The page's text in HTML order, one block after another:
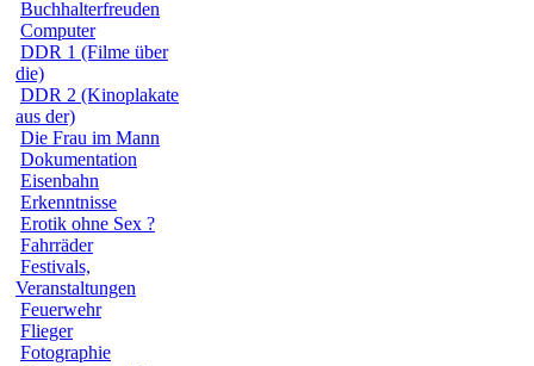
Buchhalterfreuden
Computer
DDR 1 (Filme über
die)
DDR 2 (Kinoplakate
aus der)
Die Frau im Mann
Dokumentation
Eisenbahn
Erkenntnisse
Erotik ohne Sex ?
Fahrräder
Festivals,
Veranstaltungen
Feuerwehr
Flieger
Fotographie